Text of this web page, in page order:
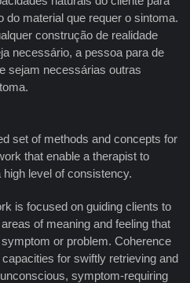
material que requer o sintoma.
construção de realidade
necessário, a pessoa para de
sejam necessárias outras
set of methods and concepts for
that enable a therapist to
level of consistency.
is focused on guiding clients to
of meaning and feeling that
or problem. Coherence
for swiftly retrieving and
symptom-requiring